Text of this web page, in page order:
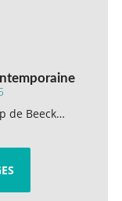
de Beeck…